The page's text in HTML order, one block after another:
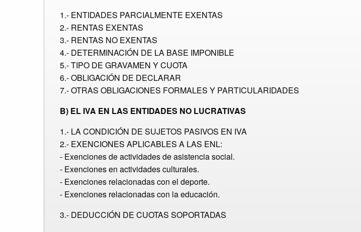
1.- ENTIDADES PARCIALMENTE EXENTAS
2.- RENTAS EXENTAS
3.- RENTAS NO EXENTAS
4.- DETERMINACIÓN DE LA BASE IMPONIBLE
5.- TIPO DE GRAVAMEN Y CUOTA
6.- OBLIGACIÓN DE DECLARAR
7.- OTRAS OBLIGACIONES FORMALES Y PARTICULARIDADES
B) EL IVA EN LAS ENTIDADES NO LUCRATIVAS
1.- LA CONDICIÓN DE SUJETOS PASIVOS EN IVA
2.- EXENCIONES APLICABLES A LAS ENL:
- Exenciones de actividades de asistencia social.
- Exenciones en actividades culturales.
- Exenciones relacionadas con el deporte.
- Exenciones relacionadas con la educación.
3.- DEDUCCIÓN DE CUOTAS SOPORTADAS